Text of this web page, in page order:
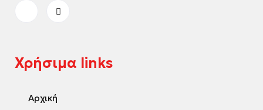
Χρήσιμα links
Αρχική